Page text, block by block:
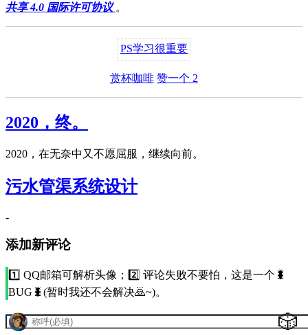
共享 4.0 国际许可协议。
PS学习很重要
赏杯咖啡 赞一个 2
2020，终。
2020，在无奈中又不愿屈服，继续向前。
污水管渠系统设计
-
添加新评论
1️⃣ QQ邮箱可解析头像；2️⃣ 评论失败不要怕，这是一个🐛
BUG🐛(暂时我还不会解决🙇~)。
🎲